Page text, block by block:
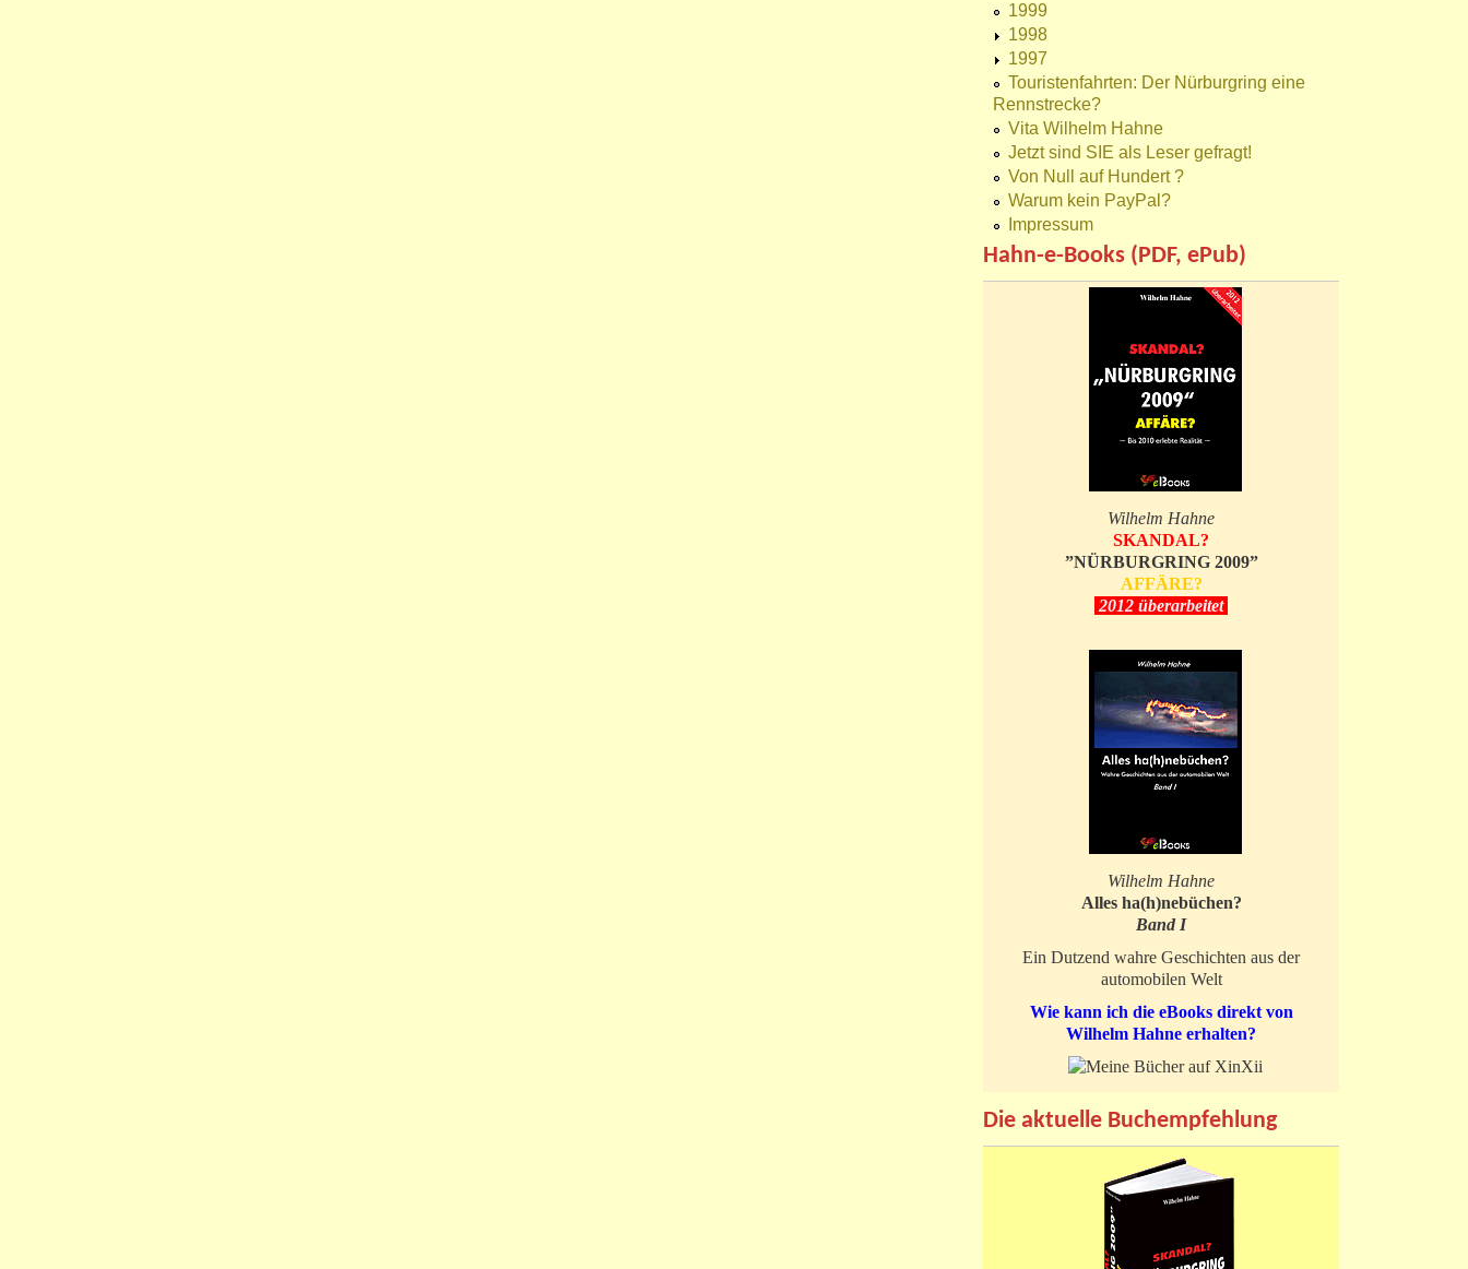
1999
1998
1997
Touristenfahrten: Der Nürburgring eine
Rennstrecke?
Vita Wilhelm Hahne
Jetzt sind SIE als Leser gefragt!
Von Null auf Hundert ?
Warum kein PayPal?
Impressum
Hahn-e-Books (PDF, ePub)
Wilhelm Hahne
SKANDAL?
”NÜRBURGRING 2009”
AFFÄRE?
2012 überarbeitet
Wilhelm Hahne
Alles ha(h)nebüchen?
Band I
Ein Dutzend wahre Geschichten aus der
automobilen Welt
Wie kann ich die eBooks direkt von
Wilhelm Hahne erhalten?
Die aktuelle Buchempfehlung